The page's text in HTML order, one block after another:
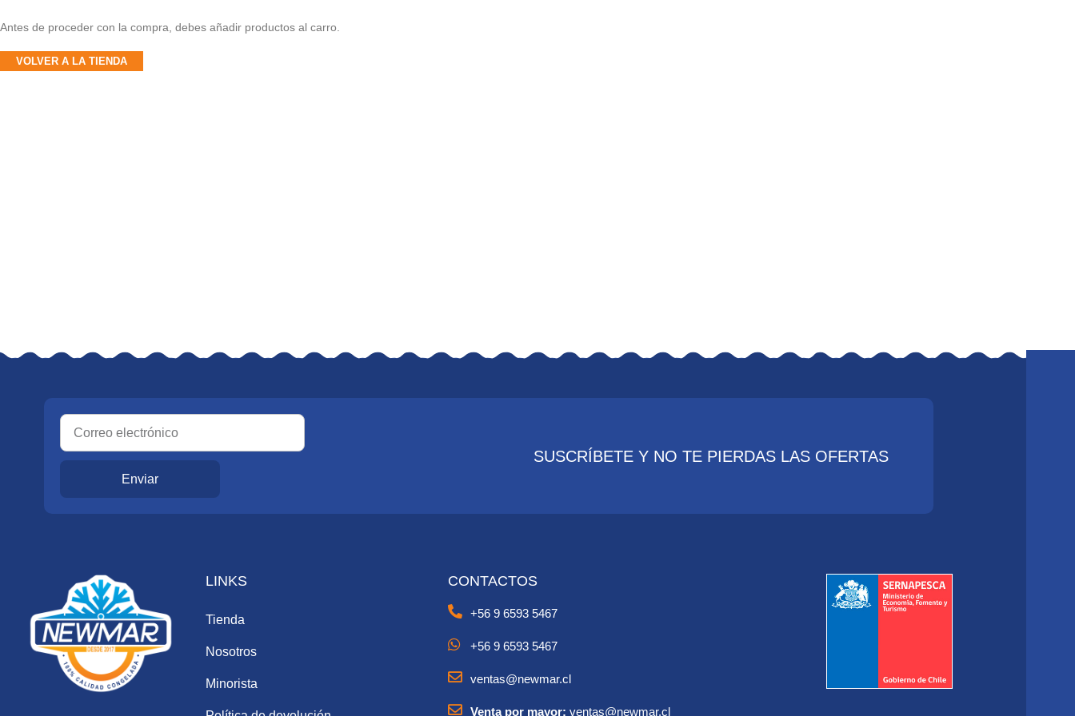
Antes de proceder con la compra, debes añadir productos al carro.
VOLVER A LA TIENDA
Enviar
SUSCRÍBETE Y NO TE PIERDAS LAS OFERTAS
LINKS
Tienda
Nosotros
Minorista
CONTACTOS
+56 9 6593 5467
+56 9 6593 5467
ventas@newmar.cl
Venta por mayor: ventas@newmar.cl